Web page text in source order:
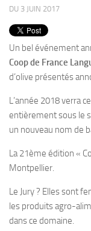
PRODUITS
RECETTES
Entrées
Plats
DU 3 JUIN 2017
Un bel événement
Coop de France
d’olive présentés
L’année 2018 verra
entièrement sous le
un nouveau nom de
La 21ème édition «
Montpellier.
Le Jury ? Elles sont
les produits agro-
dans ce domaine.